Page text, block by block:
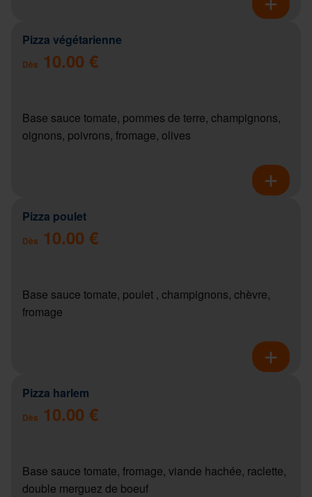
Pizza végétarienne
Dès 10.00 €
Base sauce tomate, pommes de terre, champignons,
oignons, poivrons, fromage, olives
Pizza poulet
Dès 10.00 €
Base sauce tomate, poulet , champignons, chèvre,
fromage
Pizza harlem
Dès 10.00 €
Base sauce tomate, fromage, viande hachée, raclette,
double merguez de boeuf